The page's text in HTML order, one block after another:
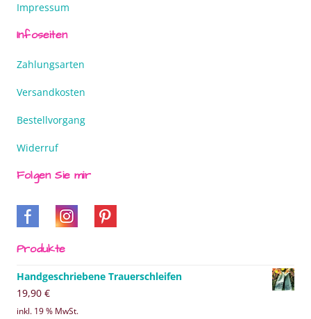
Impressum
Infoseiten
Zahlungsarten
Versandkosten
Bestellvorgang
Widerruf
Folgen Sie mir
Produkte
Handgeschriebene Trauerschleifen
19,90 €
inkl. 19 % MwSt.